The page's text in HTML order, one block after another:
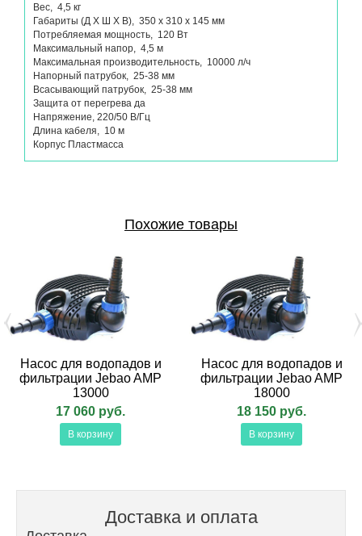
Вес, 4,5 кг
Габариты (Д Х Ш Х В), 350 х 310 х 145 мм
Потребляемая мощность, 120 Вт
Максимальный напор, 4,5 м
Максимальная производительность, 10000 л/ч
Напорный патрубок, 25-38 мм
Всасывающий патрубок, 25-38 мм
Защита от перегрева да
Напряжение, 220/50 В/Гц
Длина кабеля, 10 м
Корпус Пластмасса
Похожие товары
Насос для водопадов и
фильтрации Jebao AMP
13000
17 060 руб.
В корзину
Насос для водопадов и
фильтрации Jebao AMP
18000
18 150 руб.
В корзину
Доставка и оплата